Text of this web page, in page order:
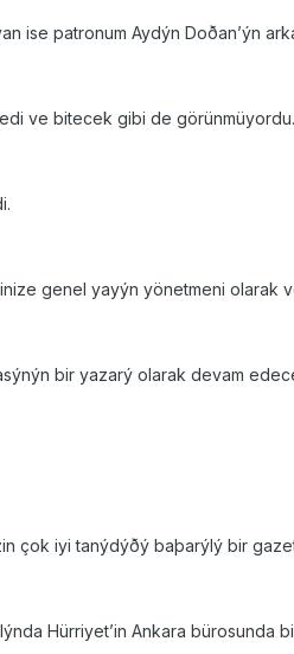
ise patronum Aydýn Doðan’ýn
ve bitecek gibi de görünmüyordu.
genel yayýn yönetmeni olarak
bir yazarý olarak devam
çok iyi tanýdýðý baþarýlý bir
Hürriyet’in Ankara bürosunda